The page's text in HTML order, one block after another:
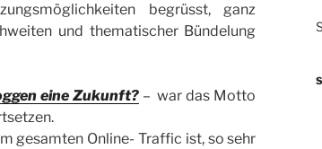
begrüsst, ganz
und thematischer Bündelung
eine Zukunft?– war das Motto
gesamten Online- Traffic ist, so sehr